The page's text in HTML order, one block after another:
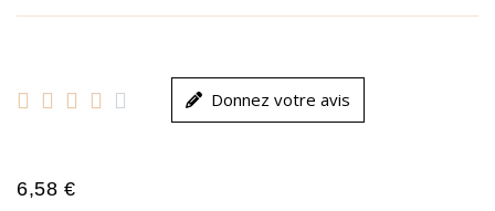
     Donnez votre avis
6,58 €